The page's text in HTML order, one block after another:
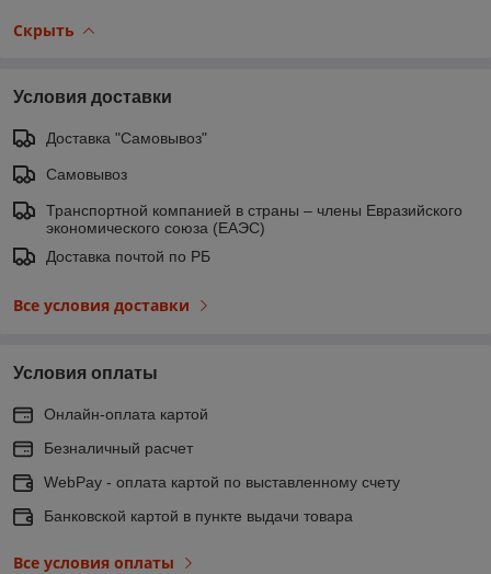
Скрыть
Условия доставки
Доставка "Самовывоз"
Самовывоз
Транспортной компанией в страны – члены Евразийского
экономического союза (ЕАЭС)
Доставка почтой по РБ
Все условия доставки
Условия оплаты
Онлайн-оплата картой
Безналичный расчет
WebPay - оплата картой по выставленному счету
Банковской картой в пункте выдачи товара
Все условия оплаты